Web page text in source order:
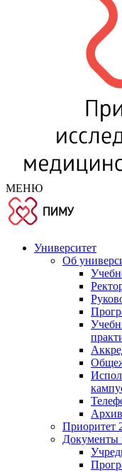
МЕНЮ
Университет
Об
Архив
Приоритет
Документы